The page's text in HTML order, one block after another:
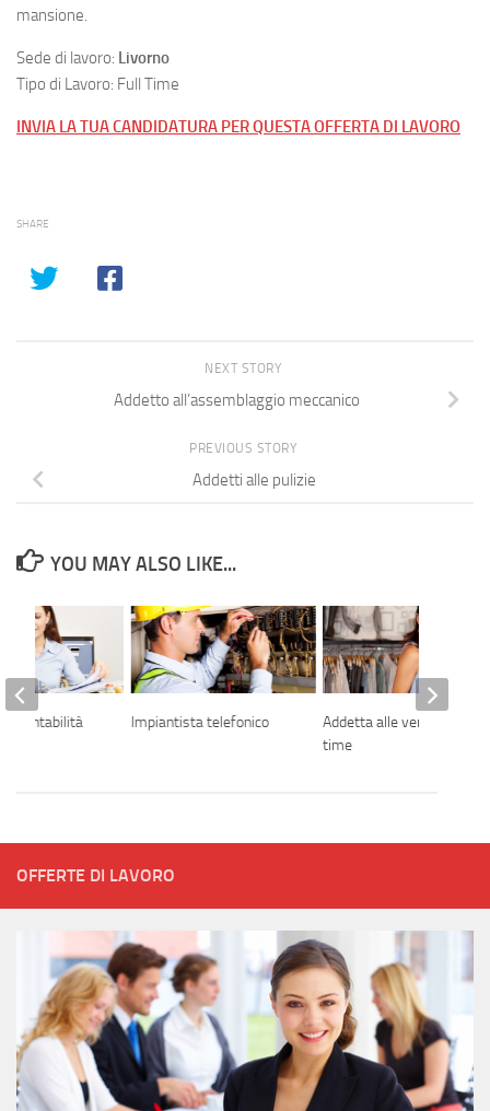
mansione.
Sede di lavoro: Livorno
Tipo di Lavoro: Full Time
INVIA LA TUA CANDIDATURA PER QUESTA OFFERTA DI LAVORO
SHARE
NEXT STORY
Addetto all’assemblaggio meccanico
PREVIOUS STORY
Addetti alle pulizie
YOU MAY ALSO LIKE...
Impiantista telefonico
Addetta alle vendite part-
time
contabilità
OFFERTE DI LAVORO